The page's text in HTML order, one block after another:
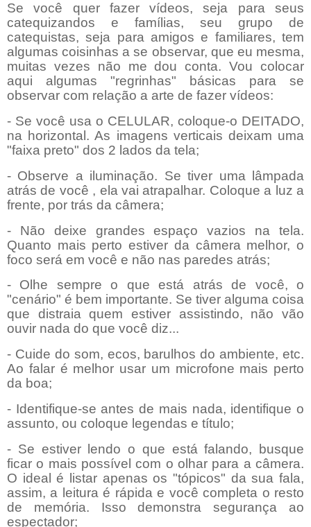
Se você quer fazer vídeos, seja para seus
catequizandos e famílias, seu grupo de
catequistas, seja para amigos e familiares, tem
algumas coisinhas a se observar, que eu mesma,
muitas vezes não me dou conta. Vou colocar
aqui algumas "regrinhas" básicas para se
observar com relação a arte de fazer vídeos:
- Se você usa o CELULAR, coloque-o DEITADO,
na horizontal. As imagens verticais deixam uma
"faixa preto" dos 2 lados da tela;
- Observe a iluminação. Se tiver uma lâmpada
atrás de você , ela vai atrapalhar. Coloque a luz a
frente, por trás da câmera;
- Não deixe grandes espaço vazios na tela.
Quanto mais perto estiver da câmera melhor, o
foco será em você e não nas paredes atrás;
- Olhe sempre o que está atrás de você, o
"cenário" é bem importante. Se tiver alguma coisa
que distraia quem estiver assistindo, não vão
ouvir nada do que você diz...
- Cuide do som, ecos, barulhos do ambiente, etc.
Ao falar é melhor usar um microfone mais perto
da boa;
- Identifique-se antes de mais nada, identifique o
assunto, ou coloque legendas e título;
- Se estiver lendo o que está falando, busque
ficar o mais possível com o olhar para a câmera.
O ideal é listar apenas os "tópicos" da sua fala,
assim, a leitura é rápida e você completa o resto
de memória. Isso demonstra segurança ao
espectador;